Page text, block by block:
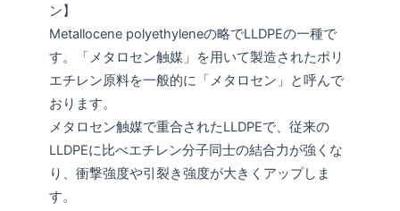
ン】
Metallocene polyethyleneの略でLLDPEの一種で
す。「メタロセン触媒」を用いて製造されたポリ
エチレン原料を一般的に「メタロセン」と呼んで
おります。
メタロセン触媒で重合されたLLDPEで、従来の
LLDPEに比べエチレン分子同士の結合力が強くな
り、衝撃強度や引裂き強度が大きくアップしま
す。